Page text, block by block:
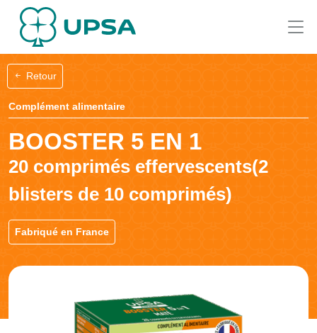
Retour
Complément alimentaire
BOOSTER 5 EN 1
20 comprimés effervescents(2
blisters de 10 comprimés)
Fabriqué en France